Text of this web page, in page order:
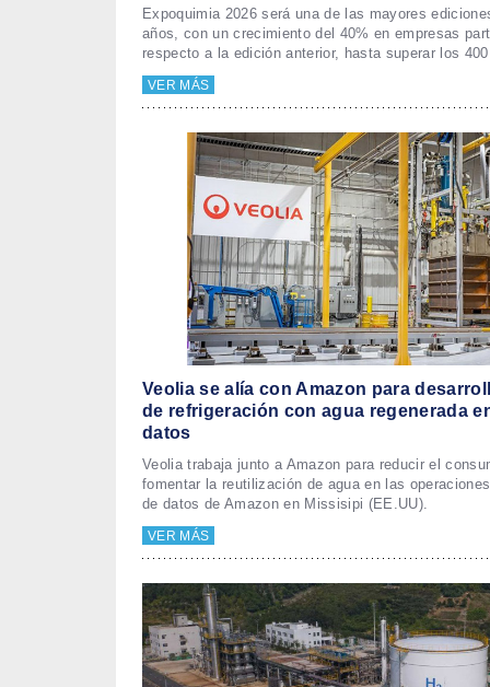
Expoquimia 2026 será una de las mayores
años, con un crecimiento del 40% en empresas
respecto a la edición anterior, hasta superar los
VER MÁS
Veolia se alía con Amazon para
de refrigeración con agua regenerada
datos
Veolia trabaja junto a Amazon para reducir el
fomentar la reutilización de agua en las
de datos de Amazon en Missisipi (EE.UU).
VER MÁS